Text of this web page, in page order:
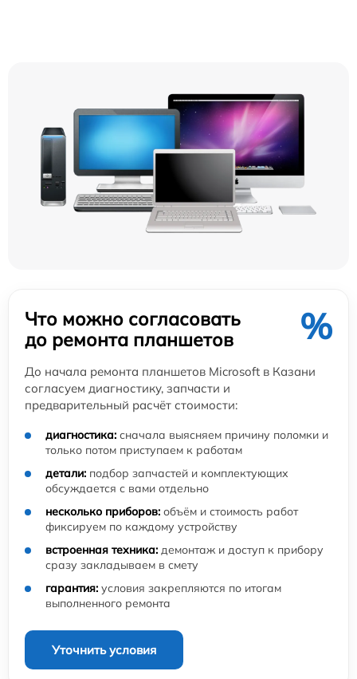
Что можно согласовать
до ремонта планшетов
%
До начала ремонта планшетов Microsoft в Казани
согласуем диагностику, запчасти и
предварительный расчёт стоимости:
диагностика: сначала выясняем причину поломки и
только потом приступаем к работам
детали: подбор запчастей и комплектующих
обсуждается с вами отдельно
несколько приборов: объём и стоимость работ
фиксируем по каждому устройству
встроенная техника: демонтаж и доступ к прибору
сразу закладываем в смету
гарантия: условия закрепляются по итогам
выполненного ремонта
Уточнить условия